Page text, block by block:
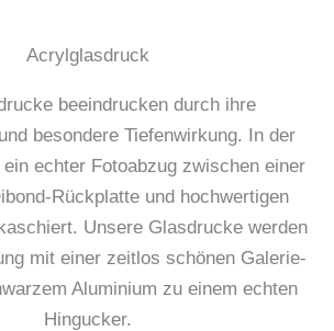
Acrylglasdruck
beeindrucken durch ihre
besondere Tiefenwirkung. In der
echter Fotoabzug zwischen einer
Rückplatte und hochwertigen
Unsere Glasdrucke werden
mit einer zeitlos schönen Galerie-
Aluminium zu einem echten
Hingucker.